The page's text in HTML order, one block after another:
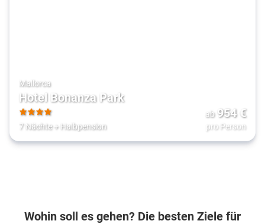
Mallorca
Hotel Bonanza Park
4
7 Nächte+ Halbpension
ab 954€
pro Person
Wohin soll es gehen? Die besten Ziele für